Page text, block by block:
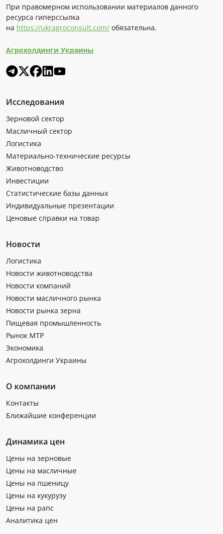
При правомерном использовании материалов данного
ресурса гиперссылка
на https://ukragroconsult.com/ обязательна.
Агрохолдинги Украины
Исследования
Зерновой сектор
Масличный сектор
Логистика
Материально-технические ресурсы
Животноводство
Инвестиции
Статистические базы данных
Индивидуальные презентации
Ценовые справки на товар
Новости
Логистика
Новости животноводства
Новости компаний
Новости масличного рынка
Новости рынка зерна
Пищевая промышленность
Рынок МТР
Экономика
Агрохолдинги Украины
О компании
Контакты
Ближайшие конференции
Динамика цен
Цены на зерновые
Цены на масличные
Цены на пшеницу
Цены на кукурузу
Цены на рапс
Аналитика цен